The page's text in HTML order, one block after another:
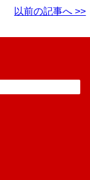
以前の記事へ >>